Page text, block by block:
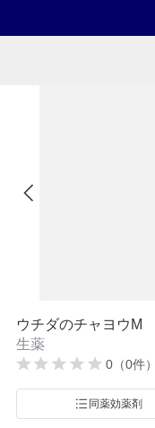
ウチダのチャヨウM
生薬
0（0件）
同薬効薬剤